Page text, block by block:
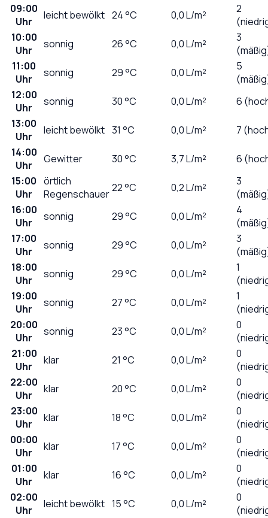
09:00
Uhr
leicht bewölkt 24°C 0,0L/m²
2
10:00
Uhr
sonnig 26°C 0,0L/m²
3
11:00
Uhr
sonnig 29°C 0,0L/m²
5
12:00
Uhr
sonnig 30°C 0,0L/m²
6
13:00
Uhr
leicht bewölkt 31 °C 0,0L/m²
7
14:00
Uhr
Gewitter 30°C 3,7L/m²
6
15:00
Uhr
örtlich
Regenschauer22°C 0,2L/m²
3
16:00
Uhr
sonnig 29°C 0,0L/m²
4
17:00
Uhr
sonnig 29°C 0,0L/m²
3
18:00
Uhr
sonnig 29°C 0,0L/m²
1
19:00
Uhr
sonnig 27°C 0,0L/m²
1
20:00
Uhr
sonnig 23°C 0,0L/m²
0
21:00
Uhr
klar 21 °C 0,0L/m²
0
22:00
Uhr
klar 20°C 0,0L/m²
0
23:00
Uhr
klar 18°C 0,0L/m²
0
00:00
Uhr
klar 17°C 0,0L/m²
0
01:00
Uhr
klar 16°C 0,0L/m²
0
02:00
Uhr
leicht bewölkt 15°C 0,0L/m²
0